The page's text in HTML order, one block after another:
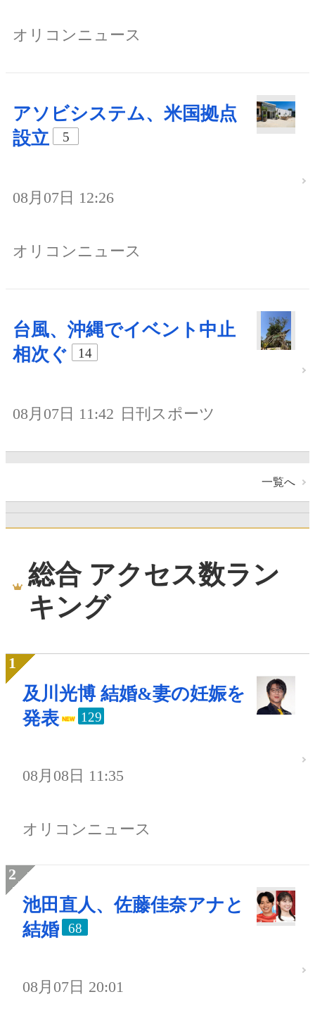
オリコンニュース
アソビシステム、米国拠点
設立
5
08月07日 12:26
オリコンニュース
台風、沖縄でイベント中止
相次ぐ
14
08月07日 11:42 日刊スポーツ
一覧へ
総合 アクセス数ラン
キング
及川光博 結婚&妻の妊娠を
発表
129
08月08日 11:35
オリコンニュース
池田直人、佐藤佳奈アナと
結婚
68
08月07日 20:01